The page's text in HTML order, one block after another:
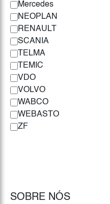
Mercedes
NEOPLAN
RENAULT
SCANIA
TELMA
TEMIC
VDO
VOLVO
WABCO
WEBASTO
ZF
SOBRE NÓS